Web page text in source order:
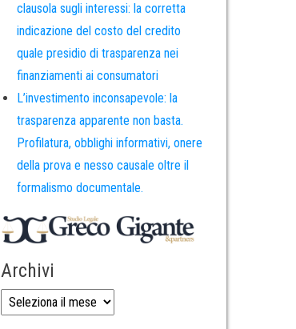
clausola sugli interessi: la corretta
indicazione del costo del credito
quale presidio di trasparenza nei
finanziamenti ai consumatori
L’investimento inconsapevole: la
trasparenza apparente non basta.
Profilatura, obblighi informativi, onere
della prova e nesso causale oltre il
formalismo documentale.
Archivi